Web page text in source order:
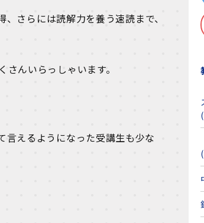
さらには読解力を養う速読まで、
んいらっしゃいます。
言えるようになった受講生も少な